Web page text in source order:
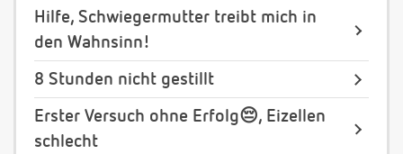
Hilfe, Schwiegermutter treibt mich in
den Wahnsinn!
8 Stunden nicht gestillt
Erster Versuch ohne Erfolg😔, Eizellen
schlecht